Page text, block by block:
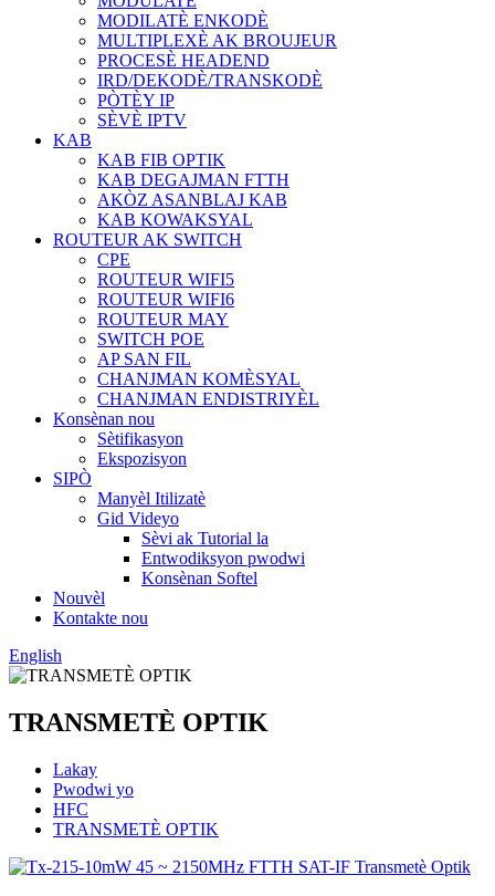
MODILATÈ ENKODÈ
MULTIPLEXÈ AK BROUJEUR
PROCESÈ HEADEND
IRD/DEKODÈ/TRANSKODÈ
PÒTÈY IP
SÈVÈ IPTV
KAB
KAB FIB OPTIK
KAB DEGAJMAN FTTH
AKÒZ ASANBLAJ KAB
KAB KOWAKSYAL
ROUTEUR AK SWITCH
CPE
ROUTEUR WIFI5
ROUTEUR WIFI6
ROUTEUR MAY
SWITCH POE
AP SAN FIL
CHANJMAN KOMÈSYAL
CHANJMAN ENDISTRIYÈL
Konsènan nou
Sètifikasyon
Ekspozisyon
SIPÒ
Manyèl Itilizatè
Gid Videyo
Sèvi ak Tutorial la
Entwodiksyon pwodwi
Konsènan Softel
Nouvèl
Kontakte nou
English
TRANSMETÈ OPTIK
Lakay
Pwodwi yo
HFC
TRANSMETÈ OPTIK